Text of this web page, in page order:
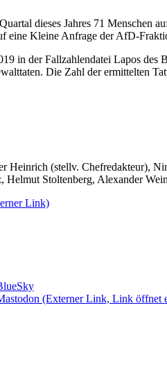
dieses Jahres 71 Menschen
eine Kleine Anfrage der AfD-
in der Fallzahlendatei Lapos
Die Zahl der ermittelten
Heinrich (stellv. Chefredakteur),
Helmut Stoltenberg, Alexander
Link)
(Externer Link, Link öffnet